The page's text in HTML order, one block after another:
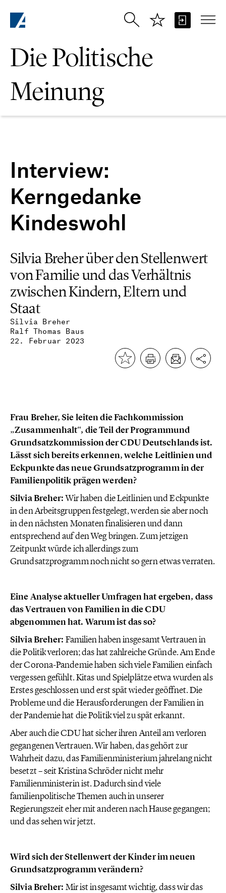
Die Politische
Meinung
Interview:
Kerngedanke
Kindeswohl
Silvia Breher
Ralf Thomas Baus
22. Februar 2023
Silvia Breher über den Stellenwert
von Familie und das Verhältnis
zwischen Kindern, Eltern und
Staat
Frau Breher, Sie leiten die Fachkommission
„Zusammenhalt“, die Teil der Programmund
Grundsatzkommission der CDU Deutschlands ist.
Lässt sich bereits erkennen, welche Leitlinien und
Eckpunkte das neue Grundsatzprogramm in der
Familienpolitik prägen werden?
Silvia Breher:Wir haben die Leitlinien und Eckpunkte
in den Arbeitsgruppen festgelegt, werden sie aber noch
in den nächsten Monaten finalisieren und dann
entsprechend auf den Weg bringen. Zum jetzigen
Zeitpunkt würde ich allerdings zum
Grundsatzprogramm noch nicht so gern etwas verraten.
Eine Analyse aktueller Umfragen hat ergeben, dass
das Vertrauen von Familien in die CDU
abgenommen hat. Warum ist das so?
Silvia Breher: Familien haben insgesamt Vertrauen in
die Politik verloren; das hat zahlreiche Gründe. Am Ende
der Corona-Pandemie haben sich viele Familien einfach
vergessen gefühlt. Kitas und Spielplätze etwa wurden als
Erstes geschlossen und erst spät wieder geöffnet. Die
Probleme und die Herausforderungen der Familien in
der Pandemie hat die Politik viel zu spät erkannt.
Aber auch die CDU hat sicher ihren Anteil am verloren
gegangenen Vertrauen. Wir haben, das gehört zur
Wahrheit dazu, das Familienministerium jahrelang nicht
besetzt – seit Kristina Schröder nicht mehr
Familienministerin ist. Dadurch sind viele
familienpolitische Themen auch in unserer
Regierungszeit eher mit anderen nach Hause gegangen;
und das sehen wir jetzt.
Wird sich der Stellenwert der Kinder im neuen
Grundsatzprogramm verändern?
Silvia Breher: Mir ist insgesamt wichtig, dass wir das